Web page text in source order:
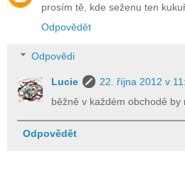
prosím tě, kde seženu ten
Odpovědět
Odpovědi
Lucie
22. října 2012 v
běžně v každém obchodě by
Odpovědět